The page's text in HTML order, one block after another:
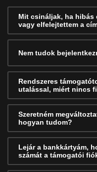
Mit csináljak, ha hibás
vagy elfelejtettem a
Nem tudok
Rendszeres
utalással, miért nincs
Szeretném
hogyan tudom?
Lejár a bankkártyám,
számát a támogatói